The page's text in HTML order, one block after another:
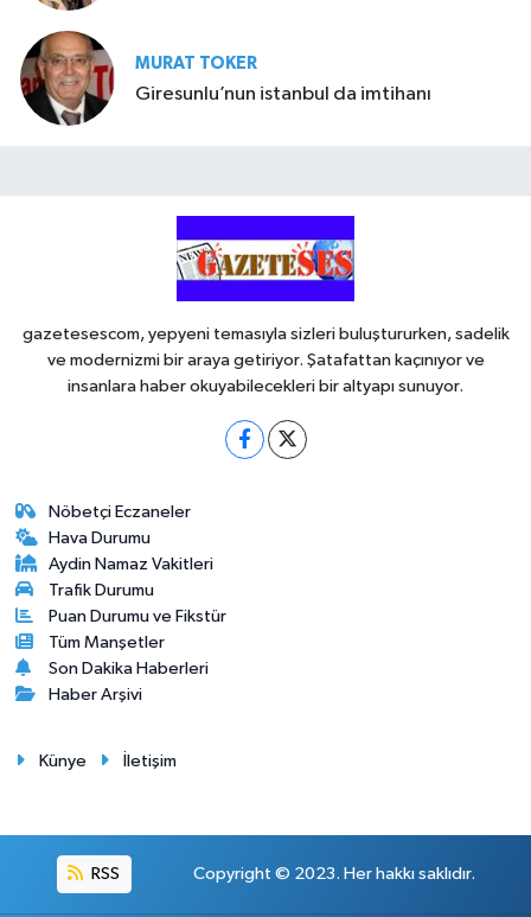
MURAT TOKER
Giresunlu’nun istanbul da imtihanı
gazetesescom, yepyeni temasıyla sizleri buluştururken, sadelik
ve modernizmi bir araya getiriyor. Şatafattan kaçınıyor ve
insanlara haber okuyabilecekleri bir altyapı sunuyor.
Nöbetçi Eczaneler
Hava Durumu
Aydin Namaz Vakitleri
Trafik Durumu
Puan Durumu ve Fikstür
Tüm Manşetler
Son Dakika Haberleri
Haber Arşivi
Künye İletişim
RSS Copyright © 2023. Her hakkı saklıdır.